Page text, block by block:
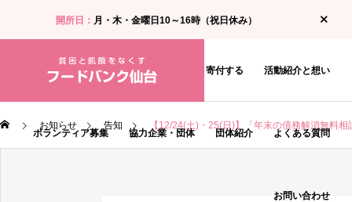
開所日： 月・木・金曜日10～16時（祝日休み）
お知らせ 食料支援・相談を受ける 寄付する 活動紹介と想い
ボランティア募集 協力企業・団体 団体紹介 よくある質問
お問い合わせ
お知らせ 告知 【12/24(土)・25(日)】「年末の債務解消無料